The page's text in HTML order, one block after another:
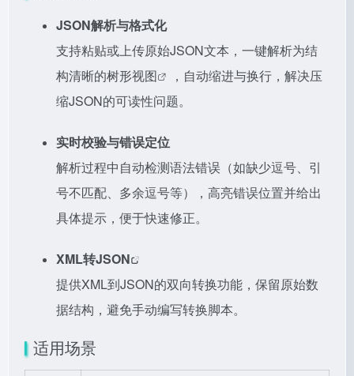
JSON解析与格式化
支持粘贴或上传原始JSON文本，一键解析为结
构清晰的树形视图
，自动缩进与换行，解决压
缩JSON的可读性问题。
实时校验与错误定位
解析过程中自动检测语法错误（如缺少逗号、引
号不匹配、多余逗号等），高亮错误位置并给出
具体提示，便于快速修正。
XML转JSON
提供XML到JSON的双向转换功能，保留原始数
据结构，避免手动编写转换脚本。
适用场景